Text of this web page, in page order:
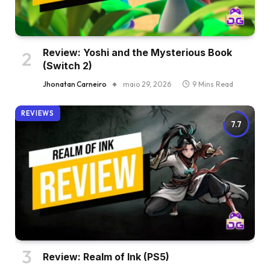
Review: Yoshi and the Mysterious Book
(Switch 2)
Jhonatan Carneiro maio 29, 2026 9 Mins Read
7.7
REVIEWS
Review: Realm of Ink (PS5)